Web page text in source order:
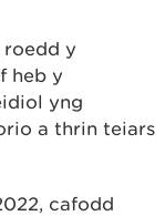
roedd y
heb y
yng
a thrin teiars
cafodd